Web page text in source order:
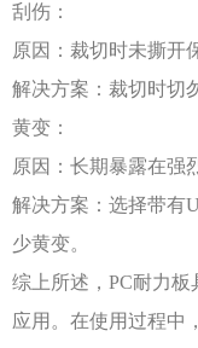
刮伤：
原因：裁切时未撕开
解决方案：裁切时切
黄变：
原因：长期暴露在强
解决方案：选择带有
少黄变。
综上所述， PC耐力板
应用。在使用过程中